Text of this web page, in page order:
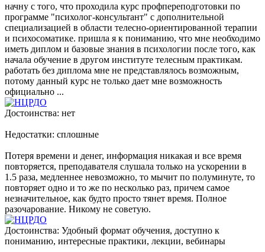
начну с того, что проходила курс профпереподготовки по
программе "психолог-консультант" с дополнительной
специализацией в области телесно-ориентированной терапии
и психосоматике. пришла я к пониманию, что мне необходимо
иметь диплом и базовые знания в психологии после того, как
начала обучение в другом институте телесным практикам.
работать без диплома мне не представлялось возможным,
потому данный курс не только дает мне возможность
официально ...
Достоинства: нет
Недостатки: сплошные
Потеря времени и денег, информация никакая и все время
повторяется, преподавателя слушала только на ускорении в
1.5 раза, медленнее невозможно, то мычит по полуминуте, то
повторяет одно и то же по несколько раз, причем самое
незначительное, как будто просто тянет время. Полное
разочарование. Никому не советую.
Достоинства: Удобный формат обучения, доступно к
пониманию, интересные практики, лекции, вебинары